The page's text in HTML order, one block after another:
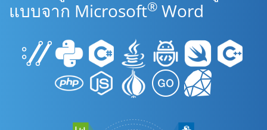
แบบจาก Microsoft® Word